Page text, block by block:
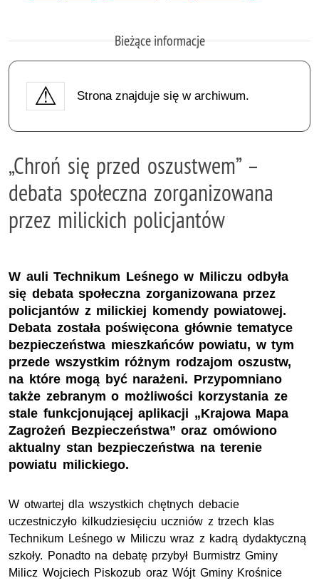
Bieżące informacje
Strona znajduje się w archiwum.
„Chroń się przed oszustwem” –
debata społeczna zorganizowana
przez milickich policjantów
W auli Technikum Leśnego w Miliczu odbyła
się debata społeczna zorganizowana przez
policjantów z milickiej komendy powiatowej.
Debata została poświęcona głównie tematyce
bezpieczeństwa mieszkańców powiatu, w tym
przede wszystkim różnym rodzajom oszustw,
na które mogą być narażeni. Przypomniano
także zebranym o możliwości korzystania ze
stale funkcjonującej aplikacji „Krajowa Mapa
Zagrożeń Bezpieczeństwa” oraz omówiono
aktualny stan bezpieczeństwa na terenie
powiatu milickiego.
W otwartej dla wszystkich chętnych debacie
uczestniczyło kilkudziesięciu uczniów z trzech klas
Technikum Leśnego w Miliczu wraz z kadrą dydaktyczną
szkoły. Ponadto na debatę przybył Burmistrz Gminy
Milicz Wojciech Piskozub oraz Wójt Gminy Krośnice